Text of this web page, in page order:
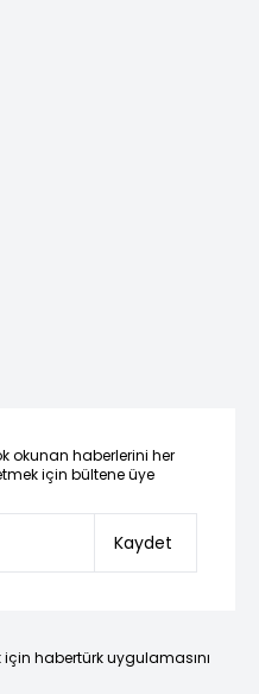
okunan haberlerini her
için bültene üye
Kaydet
habertürk uygulamasını